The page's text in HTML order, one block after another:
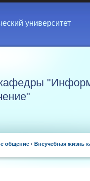
университет
общение ‹ Внеучебная жизнь